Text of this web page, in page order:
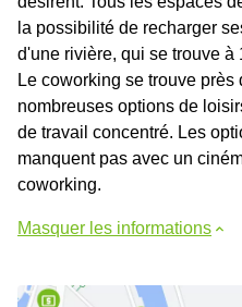
la possibilité de recharger
d'une rivière, qui se trouve à
Le coworking se trouve près
nombreuses options de
de travail concentré. Les
manquent pas avec un
coworking.
Masquer les informations